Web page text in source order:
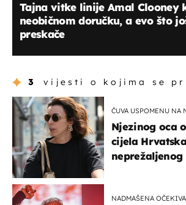
Tajna vitke linije Amal Clooney
neobičnom doručku, a evo što
preskače
3 vijesti o kojima se
ČUVA USPOMENU NA
Njezinog oca
cijela
neprežaljenog
NADMAŠENA